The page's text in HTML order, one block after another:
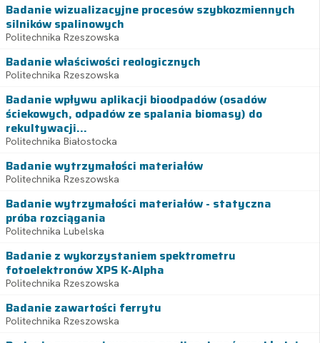
Badanie wizualizacyjne procesów szybkozmiennych
silników spalinowych
Politechnika Rzeszowska
Badanie właściwości reologicznych
Politechnika Rzeszowska
Badanie wpływu aplikacji bioodpadów (osadów
ściekowych, odpadów ze spalania biomasy) do
rekultywacji...
Politechnika Białostocka
Badanie wytrzymałości materiałów
Politechnika Rzeszowska
Badanie wytrzymałości materiałów - statyczna
próba rozciągania
Politechnika Lubelska
Badanie z wykorzystaniem spektrometru
fotoelektronów XPS K-Alpha
Politechnika Rzeszowska
Badanie zawartości ferrytu
Politechnika Rzeszowska